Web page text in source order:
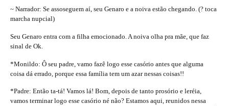
~ Narrador: Se assoseguem aí, seu Genaro e a noiva estão chegando. (? toca
marcha nupcial)
Seu Genaro entra com a filha emocionado. A noiva olha pra mãe, que faz
sinal de Ok.
*Monildo: Ô seu padre, vamo fazê logo esse casório antes que alguma
coisa dá errado, porque essa família tem um azar nessas coisas!!
*Padre: Então ta-tá! Vamos lá! Bom, depois de tanto prosório e leréia,
vamos terminar logo esse casório né não? Estamos aqui, reunidos nessa